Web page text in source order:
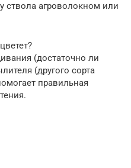
ствола агроволокном или
(достаточно ли
(другого сорта
правильная